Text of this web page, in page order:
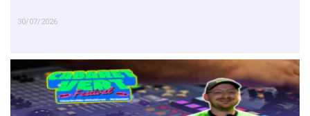
30/07/2026
EN SAVOIR PLUS